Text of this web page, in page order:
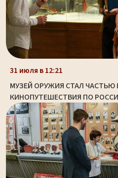
31 июля в 12:21
МУЗЕЙ ОРУЖИЯ СТАЛ
КИНОПУТЕШЕСТВИЯ ПО